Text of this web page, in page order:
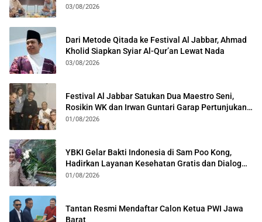
Kota Bogor
03/08/2026
Dari Metode Qitada ke Festival Al Jabbar, Ahmad
Kholid Siapkan Syiar Al-Qur’an Lewat Nada
03/08/2026
Festival Al Jabbar Satukan Dua Maestro Seni,
Rosikin WK dan Irwan Guntari Garap Pertunjukan
Kolosal
01/08/2026
YBKI Gelar Bakti Indonesia di Sam Poo Kong,
Hadirkan Layanan Kesehatan Gratis dan Dialog
Kebangsaan
01/08/2026
Tantan Resmi Mendaftar Calon Ketua PWI Jawa
Barat